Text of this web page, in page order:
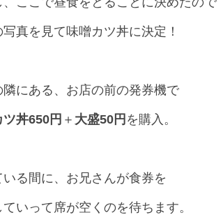
写真を見て味噌カツ丼に決定！
隣にある、お店の前の発券機で
ツ丼650円 ＋ 大盛50円 を購入。
いる間に、お兄さんが食券を
ていって席が空くのを待ちます。